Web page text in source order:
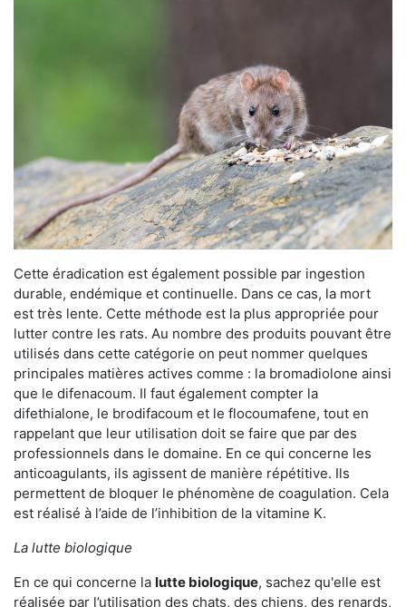
Cette éradication est également possible par ingestion
durable, endémique et continuelle. Dans ce cas, la mort
est très lente. Cette méthode est la plus appropriée pour
lutter contre les rats. Au nombre des produits pouvant être
utilisés dans cette catégorie on peut nommer quelques
principales matières actives comme : la bromadiolone ainsi
que le difenacoum. Il faut également compter la
difethialone, le brodifacoum et le flocoumafene, tout en
rappelant que leur utilisation doit se faire que par des
professionnels dans le domaine. En ce qui concerne les
anticoagulants, ils agissent de manière répétitive. Ils
permettent de bloquer le phénomène de coagulation. Cela
est réalisé à l’aide de l’inhibition de la vitamine K.
La lutte biologique
En ce qui concerne la lutte biologique, sachez qu'elle est
réalisée par l’utilisation des chats, des chiens, des renards,